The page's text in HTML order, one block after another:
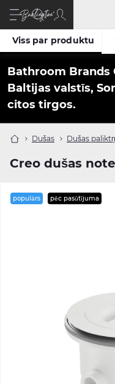
Bathroom Brands
Baltijas valstīs,
citos tirgos.
Dušas Dušas
Creo dušas
Viss par produktu
populārs pēc pasūtījuma